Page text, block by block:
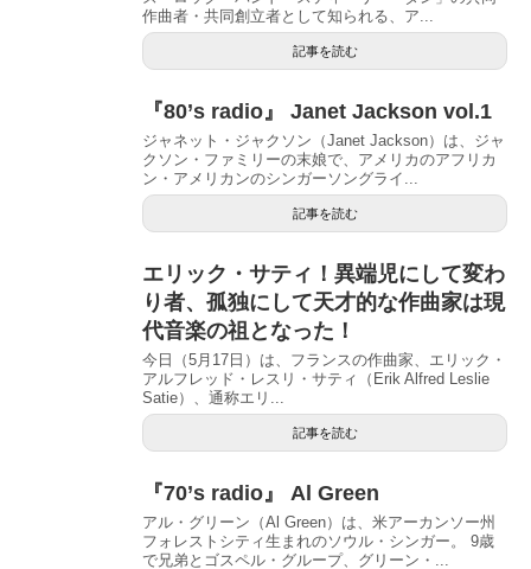
作曲者・共同創立者として知られる、ア...
記事を読む
『80’s radio』 Janet Jackson vol.1
ジャネット・ジャクソン（Janet Jackson）は、ジャ
クソン・ファミリーの末娘で、アメリカのアフリカ
ン・アメリカンのシンガーソングライ...
記事を読む
エリック・サティ！異端児にして変わ
り者、孤独にして天才的な作曲家は現
代音楽の祖となった！
今日（5月17日）は、フランスの作曲家、エリック・
アルフレッド・レスリ・サティ（Erik Alfred Leslie
Satie）、通称エリ...
記事を読む
『70’s radio』 Al Green
アル・グリーン（Al Green）は、米アーカンソー州
フォレストシティ生まれのソウル・シンガー。 9歳
で兄弟とゴスペル・グループ、グリーン・...